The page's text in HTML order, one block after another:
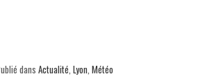
dans Actualité Lyon Météo